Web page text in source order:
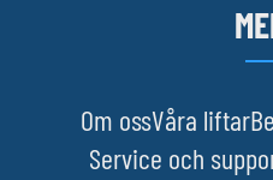
Om ossVåra liftar
Service och